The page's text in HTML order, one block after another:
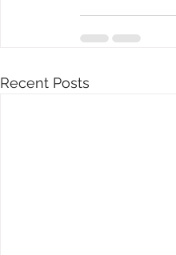
Recent Posts